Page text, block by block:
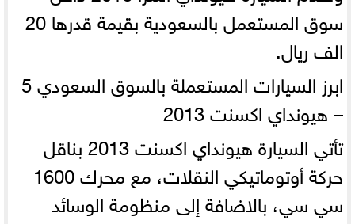
سوق المستعمل بالسعودية بقيمة قدرها 20
الف ريال.
ابرز السيارات المستعملة بالسوق السعودي5
– هيونداي اكسنت 2013
تأتي السيارة هيونداي اكسنت 2013 بناقل
حركة أوتوماتيكي النقلات، مع محرك 1600
سي سي، بالاضافة إلى منظومة الوسائد